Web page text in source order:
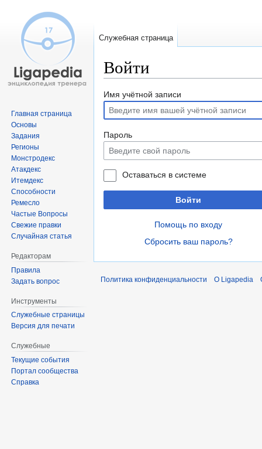
Войти
Перейти
навигации
Перейти
поиску
Имя учётной записи
Пароль
Оставаться в системе
Войти
Помощь по входу
Сбросить ваш пароль?
Служебная страница
Главная страница
Основы
Задания
Регионы
Монстродекс
Атакдекс
Итемдекс
Способности
Ремесло
Частые Вопросы
Свежие правки
Случайная статья
Редакторам
Правила
Задать вопрос
Инструменты
Служебные страницы
Версия для печати
Служебные
Текущие события
Портал сообщества
Справка
Политика конфиденциальности О Ligapedia